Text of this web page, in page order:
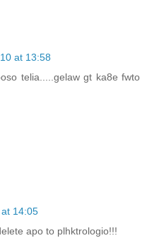
at 13:58
telia.....gelaw gt ka8e fwto
14:05
apo to plhktrologio!!!